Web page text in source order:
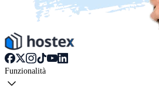
Funzionalità